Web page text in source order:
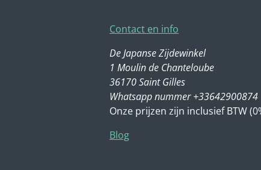
Contact en info
De Japanse Zijdewinkel
1 Moulin de Chanteloube
36170 Saint Gilles
Whatsapp nummer +33642900874
Onze prijzen zijn inclusief BTW
Blog